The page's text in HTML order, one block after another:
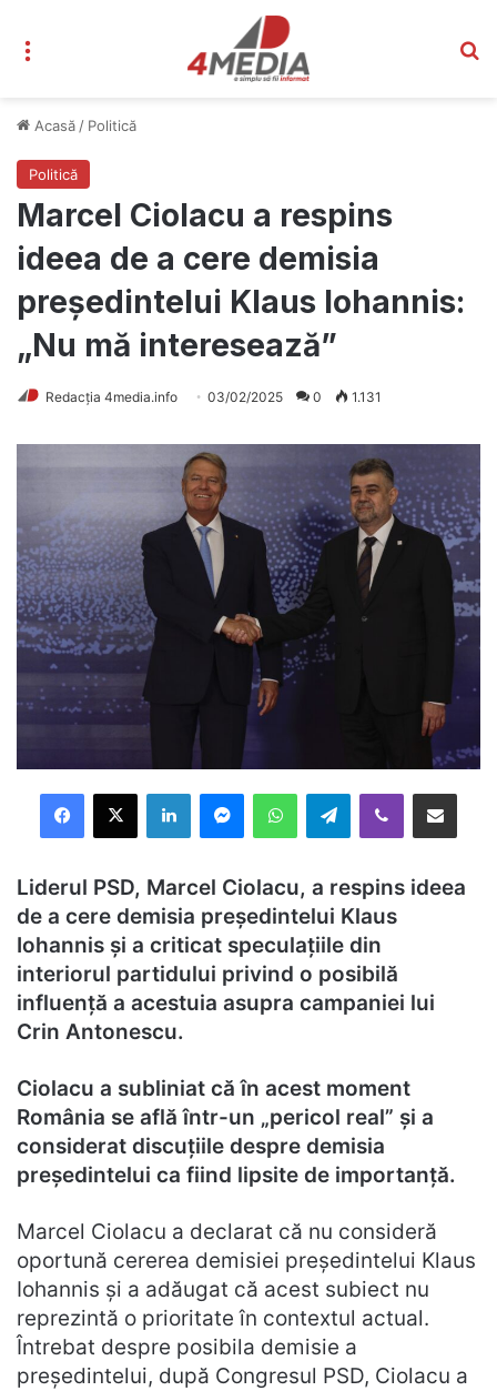
Acasă / Politică
Politică
Marcel Ciolacu a respins
ideea de a cere demisia
președintelui Klaus Iohannis:
„Nu mă interesează”
Redacția 4media.info 03/02/2025 0 1.131
Facebook
X LinkedInMessengerWhatsAppTelegramViber Distribuie prin mail
Liderul PSD, Marcel Ciolacu, a respins ideea
de a cere demisia președintelui Klaus
Iohannis și a criticat speculațiile din
interiorul partidului privind o posibilă
influență a acestuia asupra campaniei lui
Crin Antonescu.
Ciolacu a subliniat că în acest moment
România se află într-un „pericol real” și a
considerat discuțiile despre demisia
președintelui ca fiind lipsite de importanță.
Marcel Ciolacu a declarat că nu consideră
oportună cererea demisiei președintelui Klaus
Iohannis și a adăugat că acest subiect nu
reprezintă o prioritate în contextul actual.
Întrebat despre posibila demisie a
președintelui, după Congresul PSD, Ciolacu a